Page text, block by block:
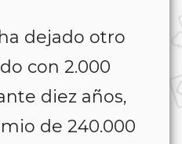
dejado otro
con 2.000
diez años,
de 240.000